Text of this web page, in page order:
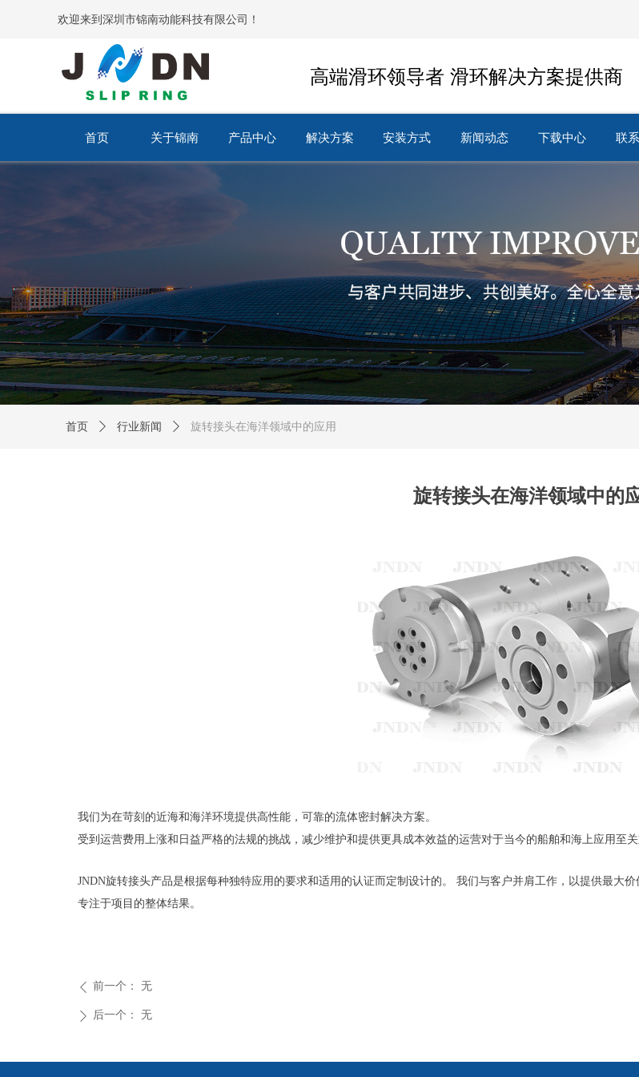
首页 关于锦南 产品中心 解决方案 安装方式 新闻动态 下载中心 联
高端滑环领导者 滑环解决方案提供商
欢迎来到深圳市锦南动能科技有限公司！
旋转接头在海洋领域中的
我们为在苛刻的近海和海洋环境提供高性能，可靠的流体密封解决方案。
受到运营费用上涨和日益严格的法规的挑战，减少维护和提供更具成本效益的运营对于当今的船舶和海上应用至关
JNDN旋转接头产品是根据每种独特应用的要求和适用的认证而定制设计的。 我们与客户并肩工作，以提供最大
专注于项目的整体结果。
首页 ꄲ 行业新闻 ꄲ 旋转接头在海洋领域中的应用
ꄴ 前一个： 无
ꄲ 后一个： 无